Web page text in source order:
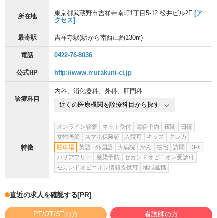
所在地 東京都武蔵野市吉祥寺南町1丁目5-12 松井ビル2F [ア
クセス]
最寄駅 吉祥寺駅(駅から南西に約130m)
電話 0422-76-8036
公式HP http://www.murakuni-cl.jp
診療科目
内科、 消化器科、 外科、 肛門科
近くの医療機関を診療科目から探す
特徴
オンライン診療 ネット受付 電話予約 夜間
日祝
女性医師
スマホ保険証 入院可 キッズ
クレカ
駐車場
英語 外国語 大病院 がん 在宅 訪問
DPC
バリアフリー
感染予防
セカンドオピニオン受診可
セカンドオピニオン情報提供可
地域連携
直近の求人を確認する[PR]
PT/OT/STの方 看護師の方